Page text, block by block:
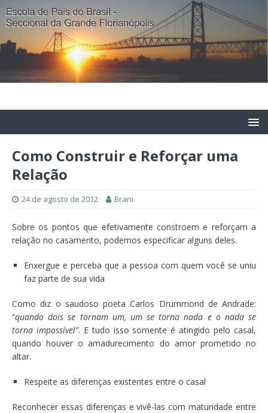
Como Construir e Reforçar uma
Relação
24 de agosto de 2012 Brani
Sobre os pontos que efetivamente constroem e reforçam a
relação no casamento, podemos especificar alguns deles.
Enxergue e perceba que a pessoa com quem você se uniu
faz parte de sua vida
Como diz o saudoso poeta Carlos Drummond de Andrade:
“quando dois se tornam um, um se torna nada e o nada se
torna impossível”. E tudo isso somente é atingido pelo casal,
quando houver o amadurecimento do amor prometido no
altar.
Respeite as diferenças existentes entre o casal
Reconhecer essas diferenças e vivê-las com maturidade entre